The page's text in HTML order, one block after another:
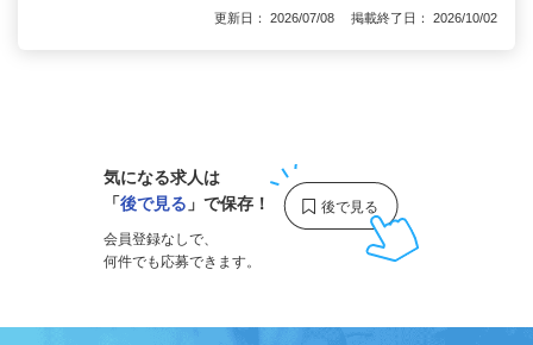
更新日： 2026/07/08 掲載終了日： 2026/10/02
気になる求人は
「後で見る 」で保存！
会員登録なしで、
何件でも応募できます。